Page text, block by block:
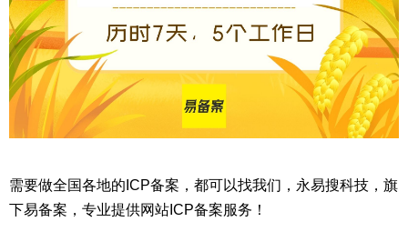
需要做全国各地的ICP备案，都可以找我们，永易搜科技，旗
下易备案，专业提供网站ICP备案服务！